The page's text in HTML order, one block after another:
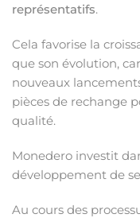
représentatifs.
Cela favorise la
que son évolution,
nouveaux
pièces de rechange
qualité.
Monedero investit
développement de
Au cours des